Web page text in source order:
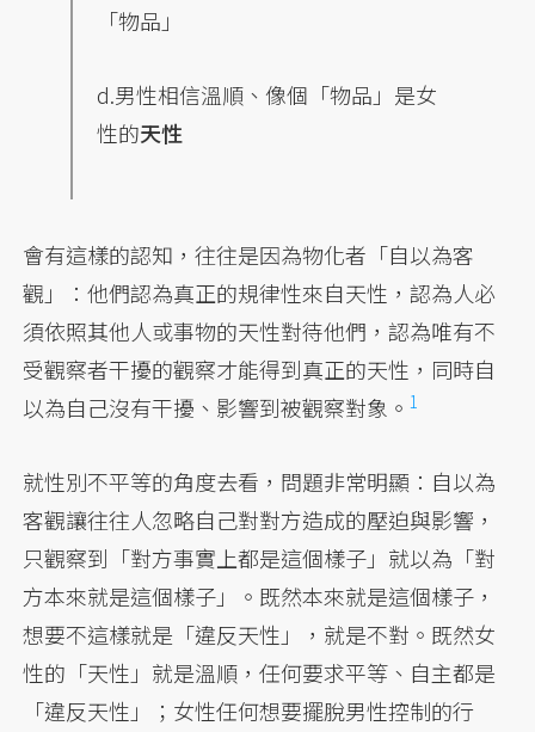
「物品」
d.男性相信溫順、像個「物品」是女
性的天性
會有這樣的認知，往往是因為物化者「自以為客
觀」：他們認為真正的規律性來自天性，認為人必
須依照其他人或事物的天性對待他們，認為唯有不
受觀察者干擾的觀察才能得到真正的天性，同時自
以為自己沒有干擾、影響到被觀察對象。1
就性別不平等的角度去看，問題非常明顯：自以為
客觀讓往往人忽略自己對對方造成的壓迫與影響，
只觀察到「對方事實上都是這個樣子」就以為「對
方本來就是這個樣子」。既然本來就是這個樣子，
想要不這樣就是「違反天性」，就是不對。既然女
性的「天性」就是溫順，任何要求平等、自主都是
「違反天性」；女性任何想要擺脫男性控制的行